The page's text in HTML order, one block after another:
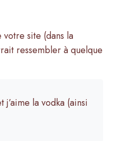
site (dans la
ressembler à quelque
la vodka (ainsi